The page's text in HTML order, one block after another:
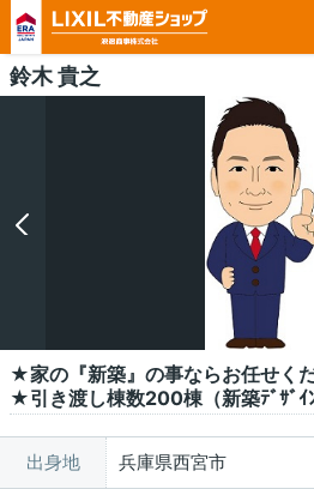
鈴木 貴之
★家の『新築』の事ならお任せく
★引き渡し棟数200棟（新築ﾃﾞｻﾞｲ
出身地 兵庫県西宮市